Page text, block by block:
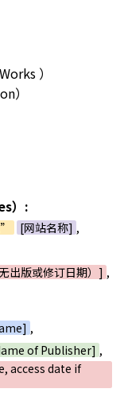
）
）
）:
[网站名称] ,
出版或修订日期）] ,
,
of Publisher] ,
access date if